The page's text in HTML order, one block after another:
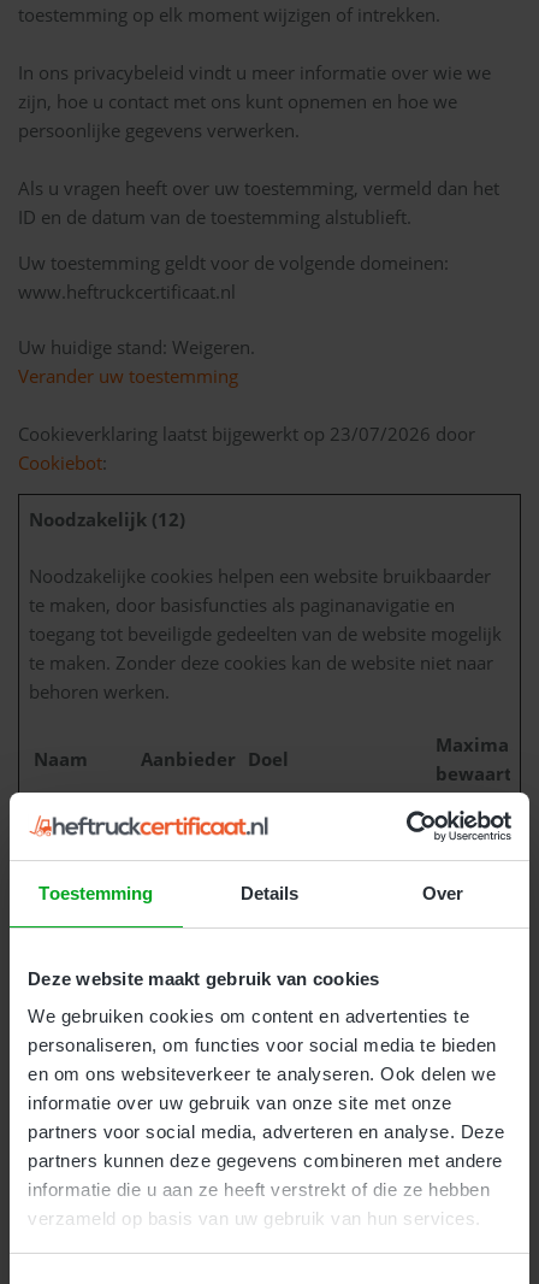
Toestemming Details Over
Deze website maakt gebruik van cookies
We gebruiken cookies om content en advertenties te
personaliseren, om functies voor social media te bieden
en om ons websiteverkeer te analyseren. Ook delen we
informatie over uw gebruik van onze site met onze
partners voor social media, adverteren en analyse. Deze
partners kunnen deze gegevens combineren met andere
informatie die u aan ze heeft verstrekt of die ze hebben
verzameld op basis van uw gebruik van hun services.
toestemming op elk moment wijzigen of intrekken.
In ons privacybeleid vindt u meer informatie over wie we
zijn, hoe u contact met ons kunt opnemen en hoe we
persoonlijke gegevens verwerken.
Als u vragen heeft over uw toestemming, vermeld dan het
ID en de datum van de toestemming alstublieft.
Uw toestemming geldt voor de volgende domeinen:
www.heftruckcertificaat.nl
Uw huidige stand: Weigeren.
Verander uw toestemming
Cookieverklaring laatst bijgewerkt op 23/07/2026 door
Cookiebot:
Noodzakelijk (12)
Noodzakelijke cookies helpen een website bruikbaarder
te maken, door basisfuncties als paginanavigatie en
toegang tot beveiligde gedeelten van de website mogelijk
te maken. Zonder deze cookies kan de website niet naar
behoren werken.
Naam Aanbieder Doel
Maximale
__cf_bm
[x2]
www.heftr
uckcertifica
www.noris
kveiligheids
.nl
Deze cookie wordt
gebruikt om
maken tussen
mensen en bots. Dit
website om juiste
rapporten over het
gebruik van de
website te maken.
1 dag
_grecaptch
a
Google
Deze cookie wordt
gebruikt om
onderscheid te
maken tussen
mensen en bots. Dit
is gunstig voor de
Perman
ent